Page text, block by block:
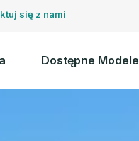
się z nami
Dostępne Modele